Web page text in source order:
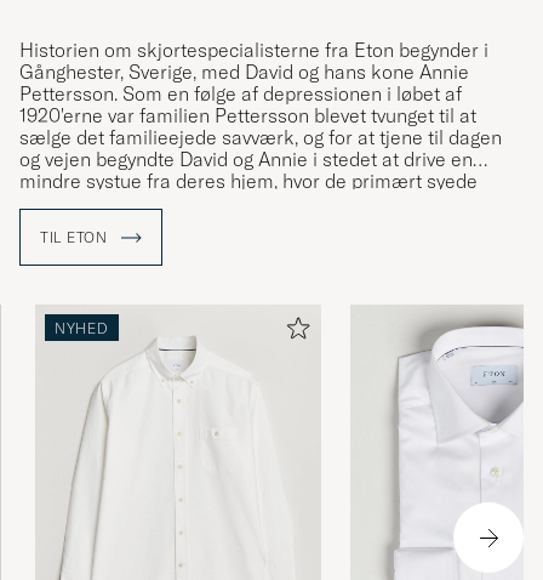
Historien om skjortespecialisterne fra Eton begynder i
Gånghester, Sverige, med David og hans kone Annie
Pettersson. Som en følge af depressionen i løbet af
1920'erne var familien Pettersson blevet tvunget til at
sælge det familieejede savværk, og for at tjene til dagen
og vejen begyndte David og Annie i stedet at drive en
mindre systue fra deres hjem, hvor de primært syede
skjorter. Som tiden gik begyndte den lille systue at vokse
sprede sig til mere end lokalsamfundet, fik virksomheden
navnet "Skjortfabriken Special". Efter en rejse til
herefter ”The Eton Shirt”. Skjorten blev så populær at man
i løbet af 1950'erne valgte ”Eton” som virksomhedens nye
navn, hvilket de har holdt fast i siden da.
TIL ETON
NYHED